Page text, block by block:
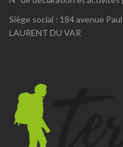
Siège social : 184 avenue
LAURENT DU VAR